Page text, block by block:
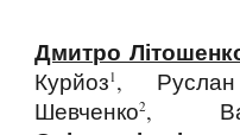
Дмитро
Курйоз1 , Руслан
Шевченко2,